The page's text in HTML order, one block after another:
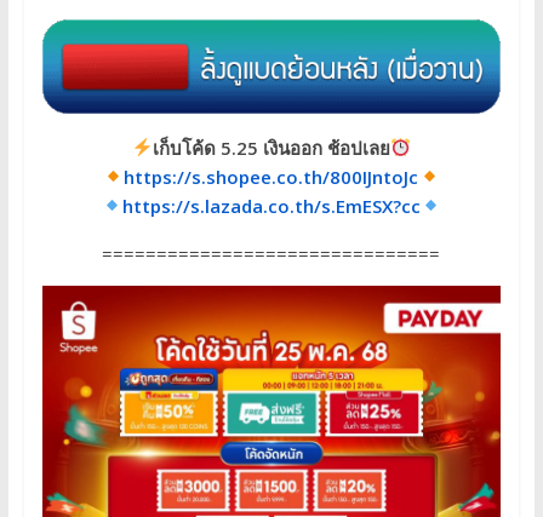
เก็บโค้ด 5.25 เงินออก ช้อปเลย
https://s.shopee.co.th/800IJntoJc
https://s.lazada.co.th/s.EmESX?cc
===============================